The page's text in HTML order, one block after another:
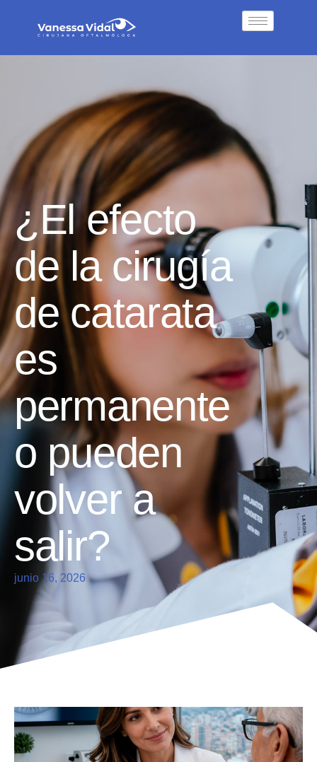
¿El efecto
de la cirugía
de catarata
es
permanente
o pueden
volver a
salir?
junio 16, 2026